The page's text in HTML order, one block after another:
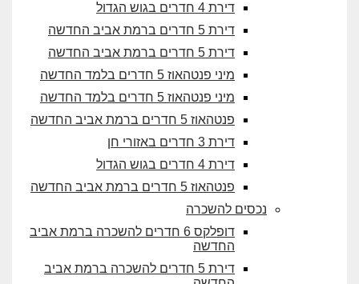
דירת 4 חדרים בגוש הגדול
דירת 5 חדרים ברמת אביב החדשה
דירת 5 חדרים ברמת אביב החדשה
מיני פנטהאוז 5 חדרים בלמד החדשה
מיני פנטהאוז 5 חדרים בלמד החדשה
פנטהאוז 5 חדרים ברמת אביב החדשה
דירת 3 חדרים באזורי חן
דירת 4 חדרים בגוש הגדול
פנטהאוז 5 חדרים ברמת אביב החדשה
נכסים להשכרה
דופלקס 6 חדרים להשכרה ברמת אביב
החדשה
דירת 5 חדרים להשכרה ברמת אביב